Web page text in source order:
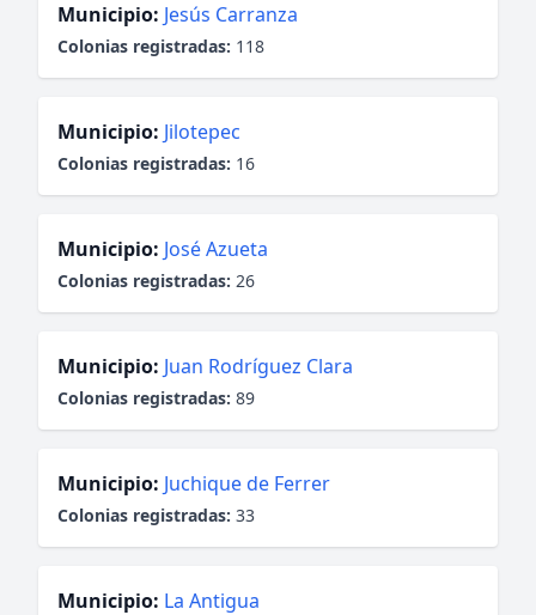
Municipio: Jesús Carranza
Colonias registradas: 118
Municipio: Jilotepec
Colonias registradas: 16
Municipio: José Azueta
Colonias registradas: 26
Municipio: Juan Rodríguez Clara
Colonias registradas: 89
Municipio: Juchique de Ferrer
Colonias registradas: 33
Municipio: La Antigua